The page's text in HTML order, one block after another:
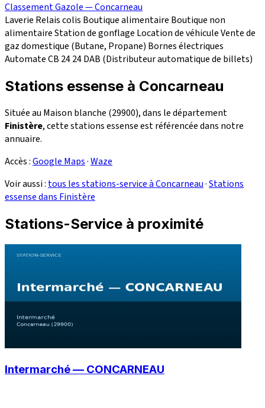
Classement Gazole — Concarneau
Laverie Relais colis Boutique alimentaire Boutique non
alimentaireStation de gonflage Location de véhiculeVente de
gaz domestique (Butane, Propane) Bornes électriques
Automate CB 2424DAB (Distributeur automatique de billets)
Stations essense à Concarneau
Située au Maison blanche (29900), dans le département
Finistère, cette stations essense est référencée dans notre
annuaire.
Accès :Google Maps·Waze
Voir aussi : tous les stations-service à Concarneau·Stations
essense dans Finistère
Stations-Service à proximité
Intermarché — CONCARNEAU